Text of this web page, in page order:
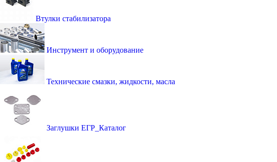
Втулки стабилизатора
Инструмент и оборудование
Технические смазки, жидкости, масла
Заглушки ЕГР_Каталог